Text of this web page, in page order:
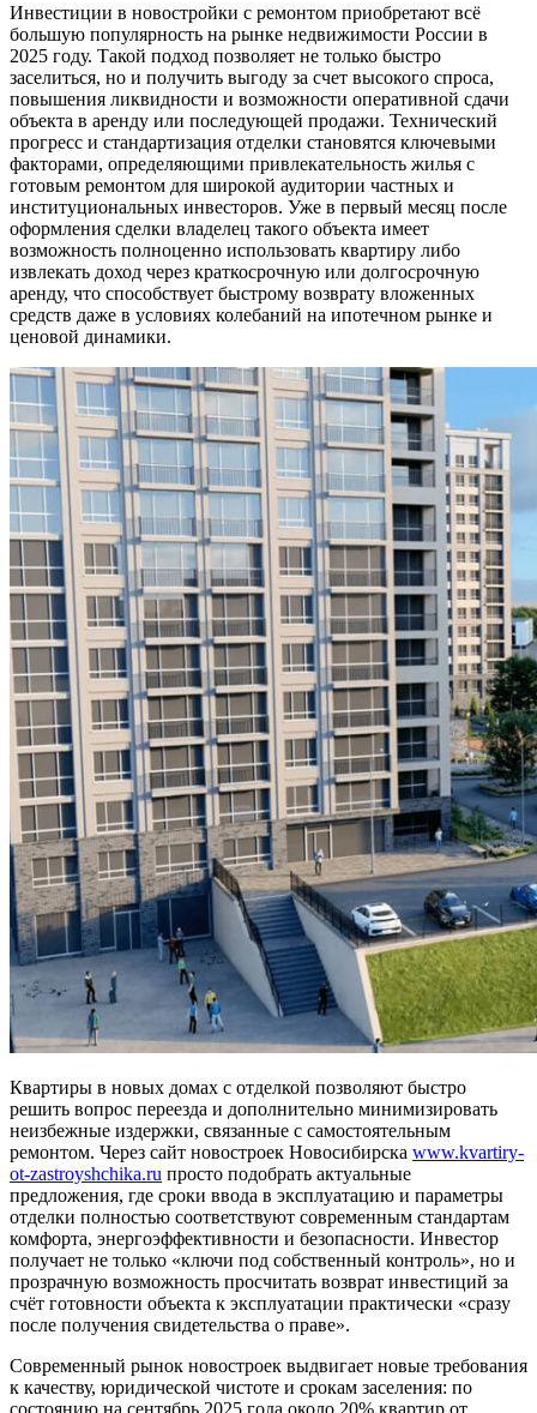
Инвестиции в новостройки с ремонтом приобретают всё
большую популярность на рынке недвижимости России в
2025 году. Такой подход позволяет не только быстро
заселиться, но и получить выгоду за счет высокого спроса,
повышения ликвидности и возможности оперативной сдачи
объекта в аренду или последующей продажи. Технический
прогресс и стандартизация отделки становятся ключевыми
факторами, определяющими привлекательность жилья с
готовым ремонтом для широкой аудитории частных и
институциональных инвесторов. Уже в первый месяц после
оформления сделки владелец такого объекта имеет
возможность полноценно использовать квартиру либо
извлекать доход через краткосрочную или долгосрочную
аренду, что способствует быстрому возврату вложенных
средств даже в условиях колебаний на ипотечном рынке и
ценовой динамики.
Квартиры в новых домах с отделкой позволяют быстро
решить вопрос переезда и дополнительно минимизировать
неизбежные издержки, связанные с самостоятельным
ремонтом. Через сайт новостроек Новосибирска www.kvartiry-
ot-zastroyshchika.ru просто подобрать актуальные
предложения, где сроки ввода в эксплуатацию и параметры
отделки полностью соответствуют современным стандартам
комфорта, энергоэффективности и безопасности. Инвестор
получает не только «ключи под собственный контроль», но и
прозрачную возможность просчитать возврат инвестиций за
счёт готовности объекта к эксплуатации практически «сразу
после получения свидетельства о праве».
Современный рынок новостроек выдвигает новые требования
к качеству, юридической чистоте и срокам заселения: по
состоянию на сентябрь 2025 года около 20% квартир от